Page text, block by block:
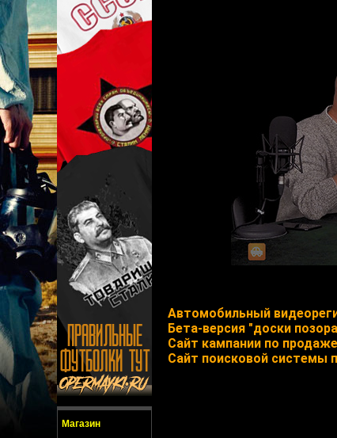
Магазин
Автомобильный
Бета-версия "доски
Сайт кампании по
Сайт поисковой системы